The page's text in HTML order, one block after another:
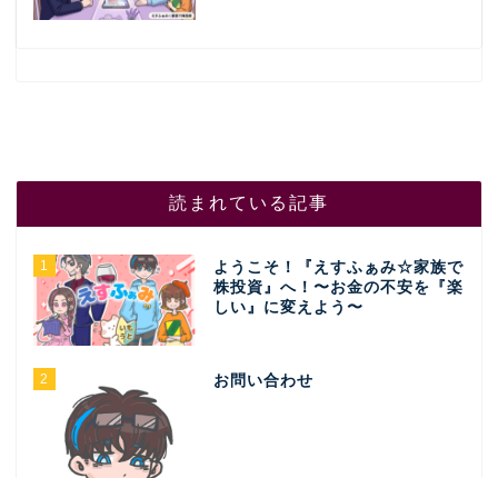
読まれている記事
1
ようこそ！『えすふぁみ☆家族で
株投資』へ！〜お金の不安を『楽
しい』に変えよう〜
2 お問い合わせ